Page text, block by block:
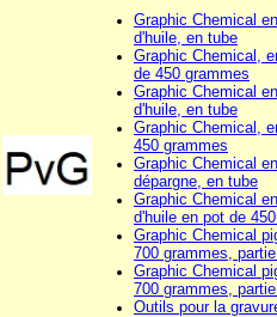
Graphic Chemical
d'huile, en tube
Graphic Chemical,
de 450 grammes
Graphic Chemical
d'huile, en tube
Graphic Chemical,
450 grammes
Graphic Chemical
dépargne, en tube
Graphic Chemical
d'huile en pot de
Graphic Chemical
700 grammes,
Graphic Chemical
700 grammes,
Outils pour la